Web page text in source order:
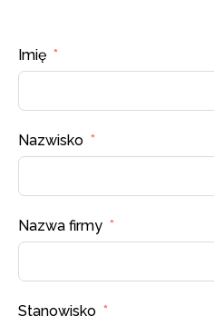
Imię
Nazwisko
Nazwa firmy
Stanowisko